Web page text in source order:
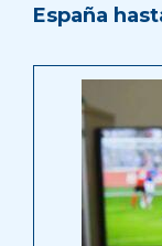
España